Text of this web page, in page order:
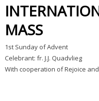
MASS
1st Sunday of Advent
Celebrant: fr. J.J. Quadvlieg
With cooperation of Rejoice